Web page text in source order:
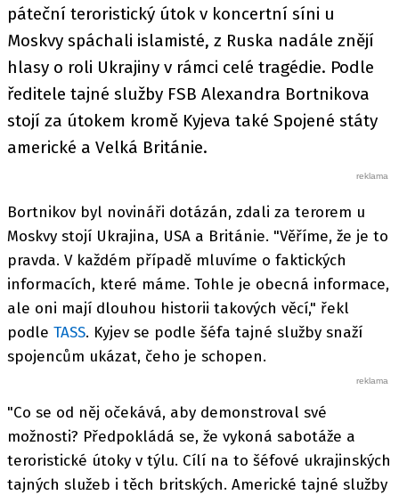
páteční teroristický útok v koncertní síni u
Moskvy spáchali islamisté, z Ruska nadále znějí
hlasy o roli Ukrajiny v rámci celé tragédie. Podle
ředitele tajné služby FSB Alexandra Bortnikova
stojí za útokem kromě Kyjeva také Spojené státy
americké a Velká Británie.
Bortnikov byl novináři dotázán, zdali za terorem u
Moskvy stojí Ukrajina, USA a Británie. "Věříme, že je to
pravda. V každém případě mluvíme o faktických
informacích, které máme. Tohle je obecná informace,
ale oni mají dlouhou historii takových věcí," řekl
podle TASS. Kyjev se podle šéfa tajné služby snaží
spojencům ukázat, čeho je schopen.
"Co se od něj očekává, aby demonstroval své
možnosti? Předpokládá se, že vykoná sabotáže a
teroristické útoky v týlu. Cílí na to šéfové ukrajinských
tajných služeb i těch britských. Americké tajné služby